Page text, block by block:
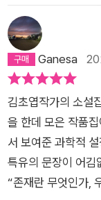
계도 이곳의 사람들
로, 어떤 생물도 존
고 미지근한 슬픔
를 다룬 「소금물 주
울산을 배경으로 바
오는 돌고래 ‘해몽’
이가 진짜 존재할
성을 찾는 「비구름
은 친구 ‘이연’의
고약한 장난이라고
해를 끼치지 않는
다르지 않다. 하지
어난 신체 표현의
세계가 어느 정도의
면, 좀 더 미래가 되
온 몸의 피부를 바
래에도 승인받는
것이다. 문제는 결
치지 않음에도 수많
나를 알지 못하면
식하는 순간부터 작
으면서 먼저 '나'를
는 존재들을 생각한
들은 그들 나름의
자체로 존중받아야
다름을, 심지어 '나'
않다는 생각을 한
읽으면 된다. 지금
치‘를 열렬히 사랑
서)의 이연의 동거
치를 개발한 정 실
갈 수 있을 있어도
니다.김초엽작가님,
지러운 상념들이 끌
각들이 떠올라 막막
문에. 그렇게까지
대로 마주 본 것 같
브다니의 여름 휴
해 어떤 열망도 없
은 아니라고 느끼
가 되고자 한다는
까 하는 어설픈 생
Ganesa
김초엽작가의 소설
을 한데 모은 작품집
서 보여준 과학적
특유의 문장이 어
“존재란 무엇인가,